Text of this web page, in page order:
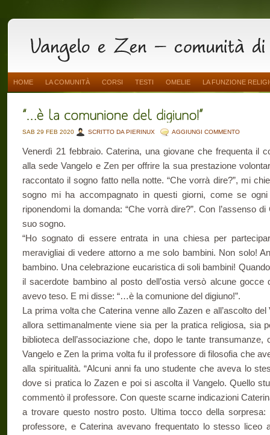
HOME LA COMUNITÀ CORSI TESTI OMELIE LA FUNZIONE
SAB 29 FEB 2020 SCRITTO DA PIERINUX AGGIUNGI COMMENTO
Venerdì 21 febbraio. Caterina, una giovane che frequenta il
alla sede Vangelo e Zen per offrire la sua prestazione
raccontato il sogno fatto nella notte. “Che vorrà dire?”, mi
sogno mi ha accompagnato in questi giorni, come se
riponendomi la domanda: “Che vorrà dire?”. Con l’assenso
suo sogno.
“Ho sognato di essere entrata in una chiesa per
meravigliai di vedere attorno a me solo bambini. Non solo!
bambino. Una celebrazione eucaristica di soli bambini!
il sacerdote bambino al posto dell’ostia versò alcune gocce
avevo teso. E mi disse: “…è la comunione del digiuno!”.
La prima volta che Caterina venne allo Zazen e all’ascolto
allora settimanalmente viene sia per la pratica religiosa, sia
biblioteca dell’associazione che, dopo le tante
Vangelo e Zen la prima volta fu il professore di filosofia che
alla spiritualità. “Alcuni anni fa uno studente che aveva lo
dove si pratica lo Zazen e poi si ascolta il Vangelo. Quello
commentò il professore. Con queste scarne indicazioni
a trovare questo nostro posto. Ultima tocco della
professore, e Caterina avevano frequentato lo stesso